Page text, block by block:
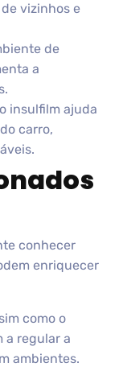
vizinhos e
de
a
insulfilm ajuda
carro,
conhecer
enriquecer
como o
a regular a
ambientes.